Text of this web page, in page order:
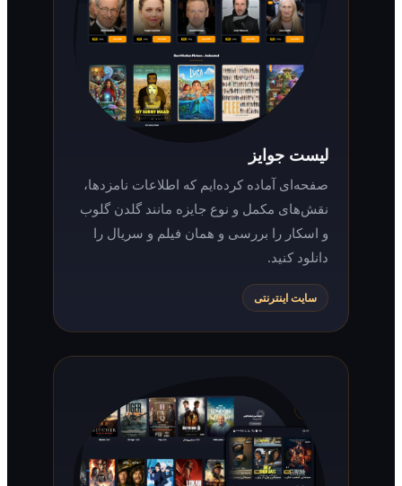
لیست جوایز
صفحه‌ای آماده کرده‌ایم که اطلاعات نامزدها،
نقش‌های مکمل و نوع جایزه مانند گلدن گلوب
و اسکار را بررسی و همان فیلم و سریال را
سایت اینترنتی